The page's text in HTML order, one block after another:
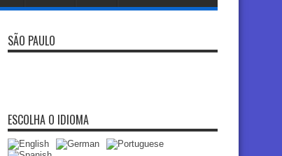
SÃO PAULO
ESCOLHA O IDIOMA